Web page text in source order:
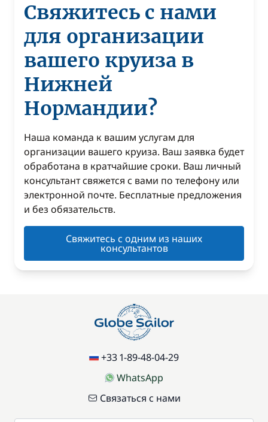
Свяжитесь с нами
для организации
вашего круиза в
Нижней
Нормандии?
Наша команда к вашим услугам для
организации вашего круиза. Ваш заявка будет
обработана в кратчайшие сроки. Ваш личный
консультант свяжется с вами по телефону или
электронной почте. Бесплатные предложения
и без обязательств.
Свяжитесь с одним из наших
консультантов
+33 1-89-48-04-29
WhatsApp
Связаться с нами